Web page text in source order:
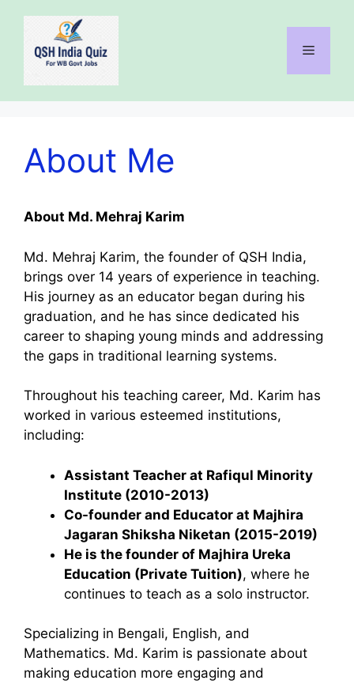
content
Menu
About Me
About Md. Mehraj Karim
Md. Mehraj Karim, the founder of QSH India,
brings over 14 years of experience in teaching.
His journey as an educator began during his
graduation, and he has since dedicated his
career to shaping young minds and addressing
the gaps in traditional learning systems.
Throughout his teaching career, Md. Karim has
worked in various esteemed institutions,
including:
Assistant Teacher at Rafiqul Minority
Institute (2010-2013)
Co-founder and Educator at Majhira
Jagaran Shiksha Niketan (2015-2019)
He is the founder of Majhira Ureka
Education (Private Tuition), where he
continues to teach as a solo instructor.
Specializing in Bengali, English, and
Mathematics. Md. Karim is passionate about
making education more engaging and